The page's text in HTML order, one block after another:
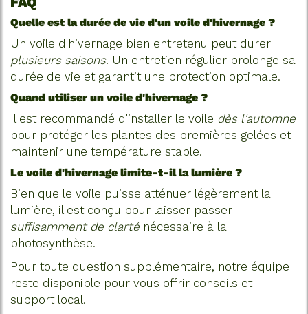
Quelle est la durée de vie d'un voile d'hivernage ?
Un voile d'hivernage bien entretenu peut durer
plusieurs saisons. Un entretien régulier prolonge sa
durée de vie et garantit une protection optimale.
Quand utiliser un voile d'hivernage ?
Il est recommandé d'installer le voile dès l'automne
pour protéger les plantes des premières gelées et
maintenir une température stable.
Le voile d'hivernage limite-t-il la lumière ?
Bien que le voile puisse atténuer légèrement la
lumière, il est conçu pour laisser passer
suffisamment de clarté nécessaire à la
photosynthèse.
Pour toute question supplémentaire, notre équipe
reste disponible pour vous offrir conseils et
support local.